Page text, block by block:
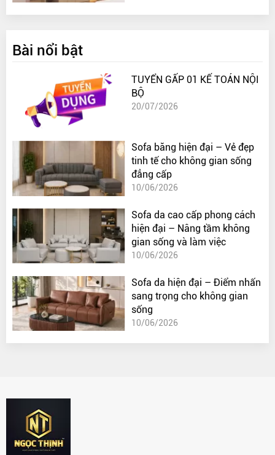
Bài nổi bật
TUYỂN GẤP 01 KẾ TOÁN NỘI
BỘ
20/07/2026
Sofa băng hiện đại – Vẻ đẹp
tinh tế cho không gian sống
đẳng cấp
10/06/2026
Sofa da cao cấp phong cách
hiện đại – Nâng tầm không
gian sống và làm việc
10/06/2026
Sofa da hiện đại – Điểm nhấn
sang trọng cho không gian
sống
10/06/2026